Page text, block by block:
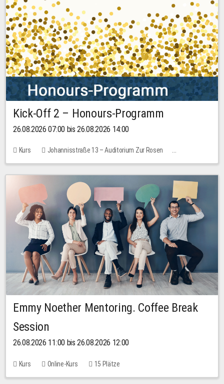
Kick-Off 2 – Honours-Programm
26.08.2026 07:00 bis 26.08.2026 14:00
Kurs
Johannisstraße 13 – Auditorium Zur Rosen
Keine freien Plätze
Emmy Noether Mentoring. Coffee Break
Session
26.08.2026 11:00 bis 26.08.2026 12:00
Kurs Online-Kurs 15 Plätze